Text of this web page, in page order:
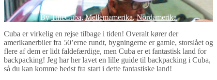
ByTineCuba,Mellemamerika,Nordamerika
Cuba er virkelig en rejse tilbage i tiden! Overalt kører der
amerikanerbiler fra 50’erne rundt, bygningerne er gamle, storslået og
flere af dem er lidt faldefærdige, men Cuba er et fantastisk land for
backpacking! Jeg har her lavet en lille guide til backpacking i Cuba,
så du kan komme bedst fra start i dette fantastiske land!